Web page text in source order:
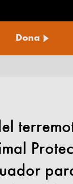
Dona